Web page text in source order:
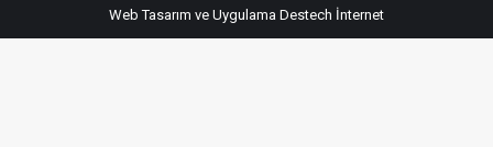
Web Tasarım ve Uygulama Destech İnternet